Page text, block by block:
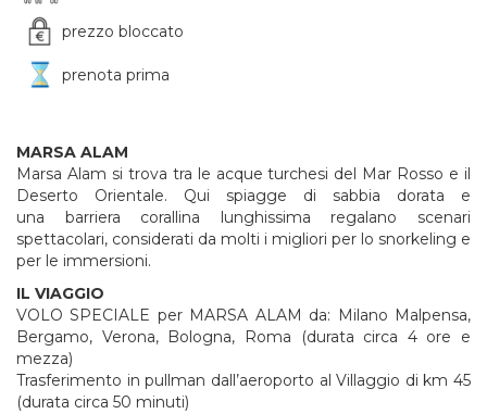
prezzo bloccato
prenota prima
MARSA ALAM
Marsa Alam si trova tra le acque turchesi del Mar Rosso e il
Deserto Orientale. Qui spiagge di sabbia dorata e
una barriera corallina lunghissima regalano scenari
spettacolari, considerati da molti i migliori per lo snorkeling e
per le immersioni.
IL VIAGGIO
VOLO SPECIALE per MARSA ALAM da: Milano Malpensa,
Bergamo, Verona, Bologna, Roma (durata circa 4 ore e
mezza)
Trasferimento in pullman dall’aeroporto al Villaggio di km 45
(durata circa 50 minuti)